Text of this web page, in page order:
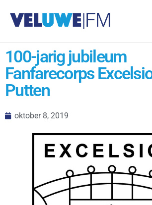
100-jarig jubileum
Fanfarecorps
Putten
oktober 8, 2019